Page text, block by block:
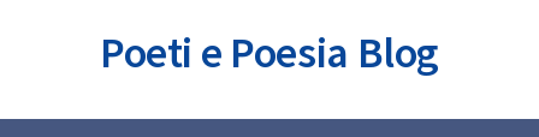
Poeti e Poesia Blog